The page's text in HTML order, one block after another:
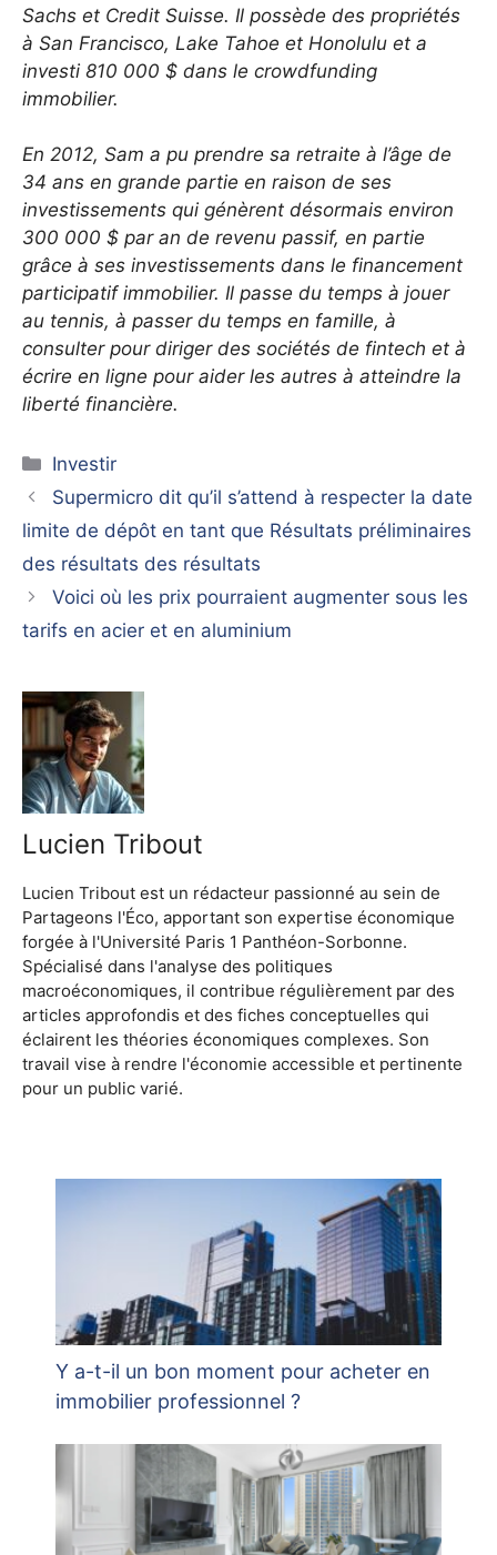
Sachs et Credit Suisse. Il possède des propriétés
à San Francisco, Lake Tahoe et Honolulu et a
investi 810 000 $ dans le crowdfunding
immobilier.
En 2012, Sam a pu prendre sa retraite à l’âge de
34 ans en grande partie en raison de ses
investissements qui génèrent désormais environ
300 000 $ par an de revenu passif, en partie
grâce à ses investissements dans le financement
participatif immobilier. Il passe du temps à jouer
au tennis, à passer du temps en famille, à
consulter pour diriger des sociétés de fintech et à
écrire en ligne pour aider les autres à atteindre la
liberté financière.
Catégories
Investir
Supermicro dit qu’il s’attend à respecter la date
limite de dépôt en tant que Résultats préliminaires
des résultats des résultats
Voici où les prix pourraient augmenter sous les
tarifs en acier et en aluminium
Lucien Tribout
Lucien Tribout est un rédacteur passionné au sein de
Partageons l'Éco, apportant son expertise économique
forgée à l'Université Paris 1 Panthéon-Sorbonne.
Spécialisé dans l'analyse des politiques
macroéconomiques, il contribue régulièrement par des
articles approfondis et des fiches conceptuelles qui
éclairent les théories économiques complexes. Son
travail vise à rendre l'économie accessible et pertinente
pour un public varié.
Y a-t-il un bon moment pour acheter en
immobilier professionnel ?